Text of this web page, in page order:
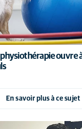
ouvre
En savoir plus à ce sujet